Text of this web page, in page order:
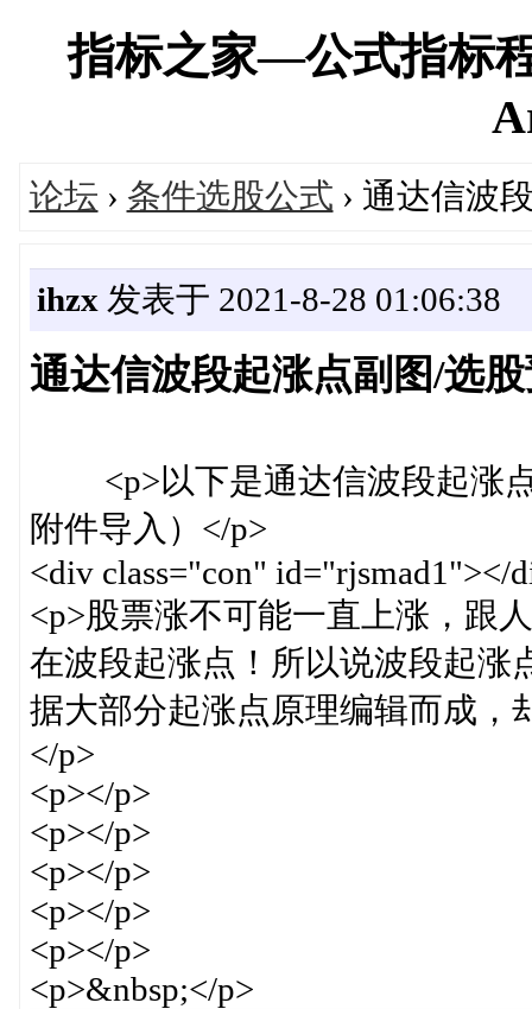
指标之家—公式指标
论坛 › 条件选股公式 › 通达信波
ihzx 发表于 2021-8-28 01:06:38
通达信波段起涨点副图/选
<p>以下是通达信波段起涨点
附件导入）</p>
<div class="con" id="rjsmad1"></
<p>股票涨不可能一直上涨，跟
在波段起涨点！所以说波段起涨
据大部分起涨点原理编辑而成，
</p>
<p></p>
<p></p>
<p></p>
<p></p>
<p></p>
<p>&nbsp;</p>